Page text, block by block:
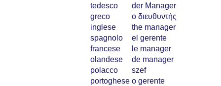
tedesco
der Manager
greco
ο διευθυντής
inglese
the manager
spagnolo
el gerente
francese
le manager
olandese
de manager
polacco
szef
portoghese o gerente